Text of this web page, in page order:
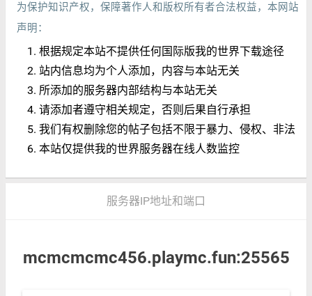
为保护知识产权，保障著作人和版权所有者合法权益，本网站
声明：
根据规定本站不提供任何国际版我的世界下载途径
站内信息均为个人添加，内容与本站无关
所添加的服务器内部结构与本站无关
请添加者遵守相关规定，否则后果自行承担
我们有权删除您的帖子包括不限于暴力、侵权、非法
本站仅提供我的世界服务器在线人数监控
服务器IP地址和端口
mcmcmcmc456.playmc.fun:25565